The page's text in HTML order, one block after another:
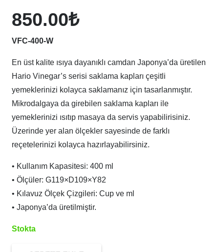
850.00₺
VFC-400-W
En üst kalite ısıya dayanıklı camdan Japonya’da üretilen
Hario Vinegar’s serisi saklama kapları çeşitli
yemeklerinizi kolayca saklamanız için tasarlanmıştır.
Mikrodalgaya da girebilen saklama kapları ile
yemeklerinizi ısıtıp masaya da servis yapabilirisiniz.
Üzerinde yer alan ölçekler sayesinde de farklı
reçetelerinizi kolayca hazırlayabilirsiniz.
• Kullanım Kapasitesi: 400 ml
• Ölçüler: G119×D109×Y82
• Kılavuz Ölçek Çizgileri: Cup ve ml
• Japonya’da üretilmiştir.
Stokta